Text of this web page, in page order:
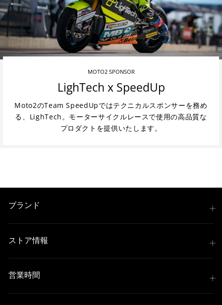
MOTO2 SPONSOR
LighTech x SpeedUp
Moto2のTeam SpeedUpではテクニカルスポンサーを務め
る、LighTech。モーターサイクルレースで使用の高品質な
プロダクトを提供いたします。
ブランド
ストア情報
営業時間